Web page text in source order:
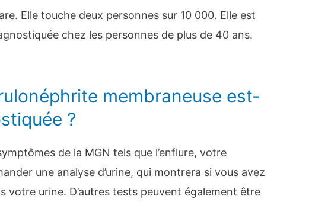
Elle touche deux personnes sur 10 000. Elle est
chez les personnes de plus de 40 ans.
membraneuse est-
?
de la MGN tels que l’enflure, votre
une analyse d’urine, qui montrera si vous avez
votre urine. D’autres tests peuvent également être